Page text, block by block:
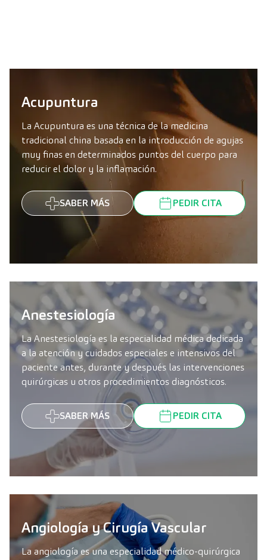
Acupuntura
La Acupuntura es una técnica de la medicina
tradicional china basada en la introducción de agujas
muy finas en determinados puntos del cuerpo para
reducir el dolor y la inflamación.
SABER MÁS PEDIR CITA
Anestesiología
La Anestesiología es la especialidad médica dedicada
a la atención y cuidados especiales e intensivos del
paciente antes, durante y después las intervenciones
quirúrgicas u otros procedimientos diagnósticos.
SABER MÁS PEDIR CITA
Angiología y Cirugía Vascular
La angiología es una especialidad médico-quirúrgica